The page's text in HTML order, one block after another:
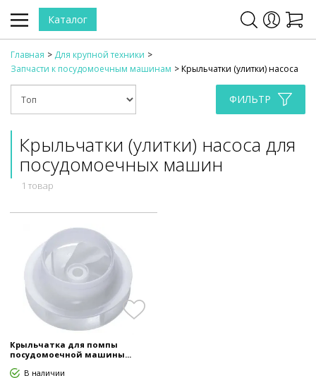
Каталог
Главная
Для крупной техники
Запчасти к посудомоечным машинам
Крыльчатки (улитки) насоса
ФИЛЬТР
Крыльчатки (улитки) насоса для
посудомоечных машин
1 товар
Крыльчатка для помпы
посудомоечной машины...
В наличии